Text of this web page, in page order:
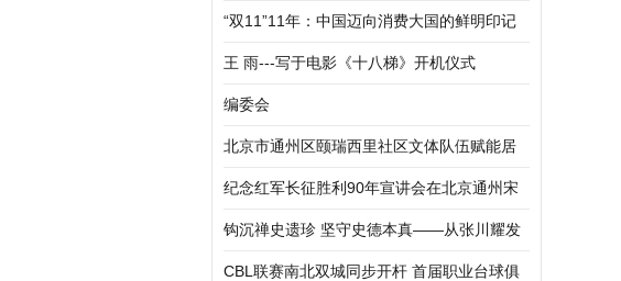
骁龙8至尊版引领移动电竞迈向职业化、标准
化新阶段
“双11”11年：中国迈向消费大国的鲜明印记
王 雨---写于电影《十八梯》开机仪式
编委会
北京市通州区颐瑞西里社区文体队伍赋能居
民生活
纪念红军长征胜利90年宣讲会在北京通州宋
庄村举行
钩沉禅史遗珍 坚守史德本真——从张川耀发
掘慈云寺荼毗的贡献说开去
CBL联赛南北双城同步开杆 首届职业台球俱